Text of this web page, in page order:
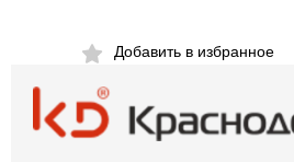
Добавить в избранное